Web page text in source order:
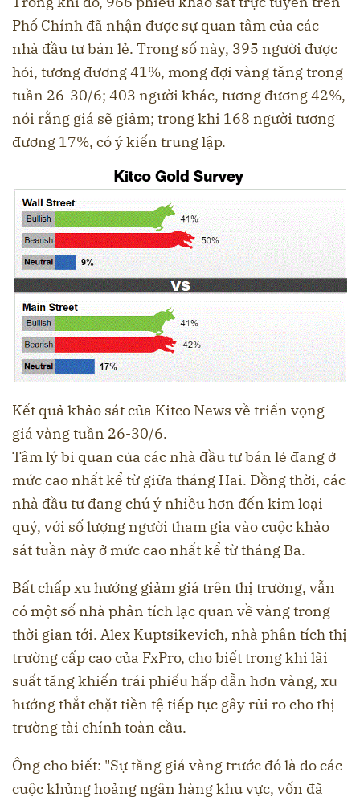
Phố Chính đã nhận được sự quan tâm của các
nhà đầu tư bán lẻ. Trong số này, 395 người được
hỏi, tương đương 41%, mong đợi vàng tăng trong
tuần 26-30/6; 403 người khác, tương đương 42%,
nói rằng giá sẽ giảm; trong khi 168 người tương
đương 17%, có ý kiến trung lập.
Kết quả khảo sát của Kitco News về triển vọng
giá vàng tuần 26-30/6.
Tâm lý bi quan của các nhà đầu tư bán lẻ đang ở
mức cao nhất kể từ giữa tháng Hai. Đồng thời, các
nhà đầu tư đang chú ý nhiều hơn đến kim loại
quý, với số lượng người tham gia vào cuộc khảo
sát tuần này ở mức cao nhất kể từ tháng Ba.
Bất chấp xu hướng giảm giá trên thị trường, vẫn
có một số nhà phân tích lạc quan về vàng trong
thời gian tới. Alex Kuptsikevich, nhà phân tích thị
trường cấp cao của FxPro, cho biết trong khi lãi
suất tăng khiến trái phiếu hấp dẫn hơn vàng, xu
hướng thắt chặt tiền tệ tiếp tục gây rủi ro cho thị
trường tài chính toàn cầu.
Ông cho biết: "Sự tăng giá vàng trước đó là do các
cuộc khủng hoảng ngân hàng khu vực, vốn đã